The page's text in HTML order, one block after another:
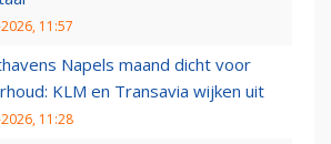
11:57
Napels maand dicht voor
KLM en Transavia wijken uit
11:28